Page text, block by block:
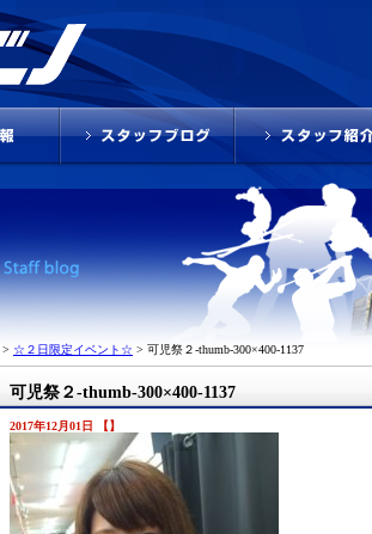
> ☆２日限定イベント☆ > 可児祭２-thumb-300×400-1137
可児祭２-thumb-300×400-1137
2017年12月01日 【】